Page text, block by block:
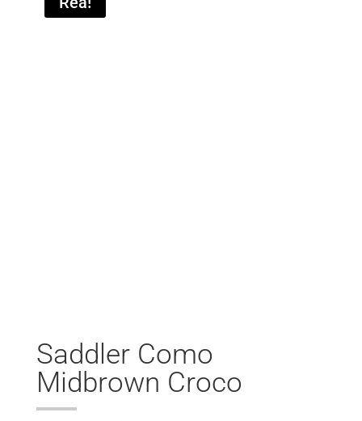
Saddler Como
Midbrown Croco